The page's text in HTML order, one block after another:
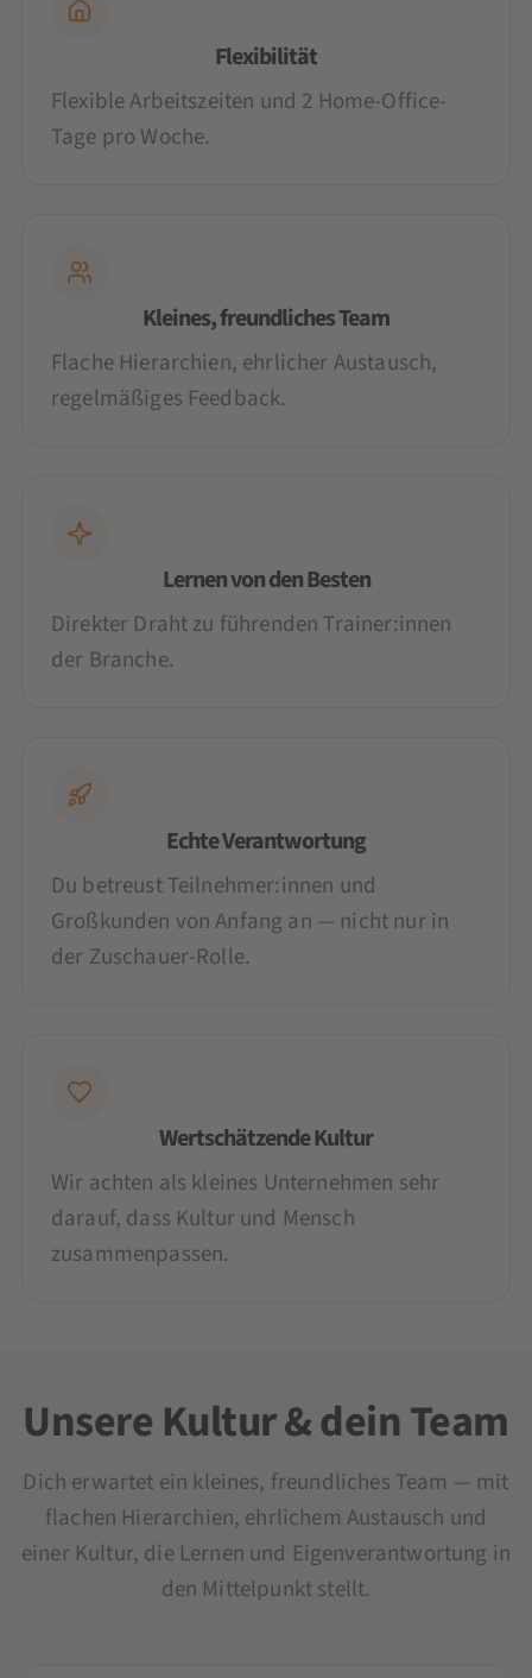
Flexibilität
Flexible Arbeitszeiten und 2 Home-Office-
Tage pro Woche.
Kleines, freundliches Team
Flache Hierarchien, ehrlicher Austausch,
regelmäßiges Feedback.
Lernen von den Besten
Direkter Draht zu führenden Trainer:innen
der Branche.
Echte Verantwortung
Du betreust Teilnehmer:innen und
Großkunden von Anfang an — nicht nur in
der Zuschauer-Rolle.
Wertschätzende Kultur
Wir achten als kleines Unternehmen sehr
darauf, dass Kultur und Mensch
zusammenpassen.
Unsere Kultur & dein Team
Dich erwartet ein kleines, freundliches Team — mit
flachen Hierarchien, ehrlichem Austausch und
einer Kultur, die Lernen und Eigenverantwortung in
den Mittelpunkt stellt.